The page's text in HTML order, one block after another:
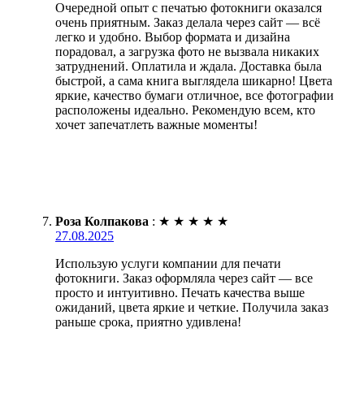
Очередной опыт с печатью фотокниги оказался
очень приятным. Заказ делала через сайт — всё
легко и удобно. Выбор формата и дизайна
порадовал, а загрузка фото не вызвала никаких
затруднений. Оплатила и ждала. Доставка была
быстрой, а сама книга выглядела шикарно! Цвета
яркие, качество бумаги отличное, все фотографии
расположены идеально. Рекомендую всем, кто
хочет запечатлеть важные моменты!
Роза Колпакова : ★ ★ ★ ★ ★
27.08.2025
Использую услуги компании для печати
фотокниги. Заказ оформляла через сайт — все
просто и интуитивно. Печать качества выше
ожиданий, цвета яркие и четкие. Получила заказ
раньше срока, приятно удивлена!